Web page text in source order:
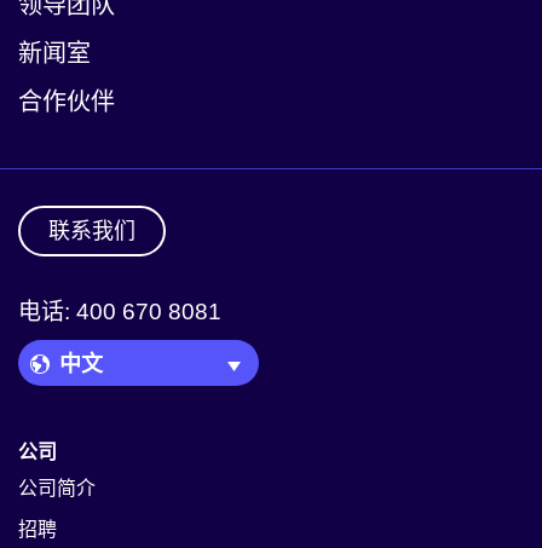
新闻室
合作伙伴
联系我们
电话: 400 670 8081
Language Picker
公司
公司简介
招聘